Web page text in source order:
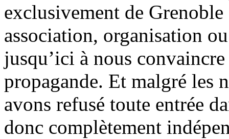
exclusivement de
association, organisation
jusqu’ici à nous
propagande. Et malgré les
avons refusé toute entrée
donc complètement